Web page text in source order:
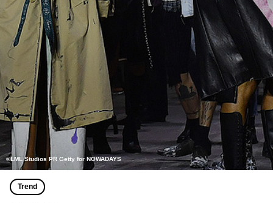
©LML Studios PR Getty for NOWADAYS
Trend